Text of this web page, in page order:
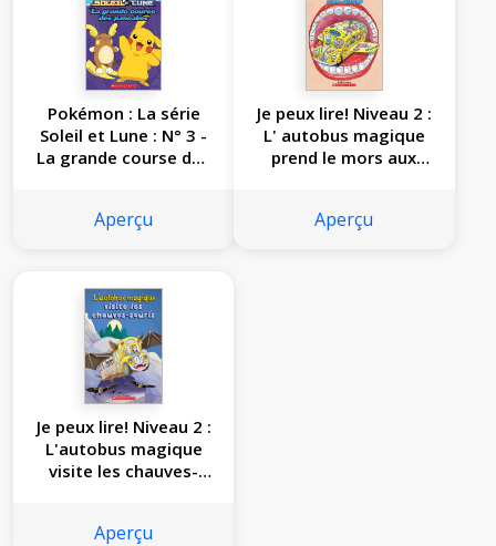
Pokémon : La série
Soleil et Lune : N° 3 -
La grande course des
Aperçu
Je peux lire! Niveau 2 :
L' autobus magique
prend le mors aux
Aperçu
Je peux lire! Niveau 2 :
L'autobus magique
visite les chauves-
Aperçu